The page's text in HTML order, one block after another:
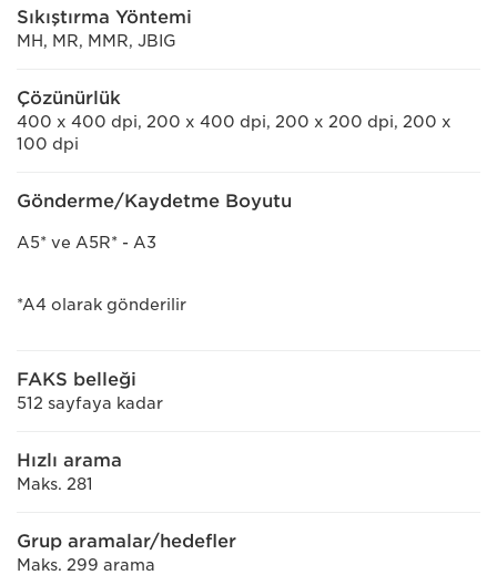
Sıkıştırma Yöntemi
MH, MR, MMR, JBIG
Çözünürlük
400 x 400 dpi, 200 x 400 dpi, 200 x 200 dpi, 200 x
100 dpi
Gönderme/Kaydetme Boyutu
A5* ve A5R* - A3
*A4 olarak gönderilir
FAKS belleği
512 sayfaya kadar
Hızlı arama
Maks. 281
Grup aramalar/hedefler
Maks. 299 arama